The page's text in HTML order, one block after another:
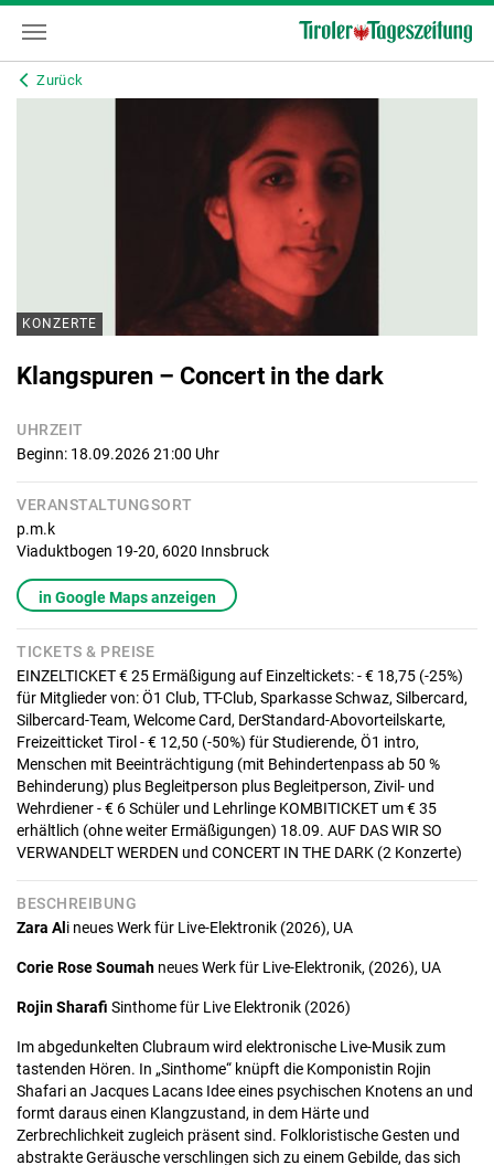
Zurück
KONZERTE
Klangspuren – Concert in the dark
UHRZEIT
Beginn: 18.09.2026 21:00 Uhr
VERANSTALTUNGSORT
p.m.k
Viaduktbogen 19-20, 6020 Innsbruck
in Google Maps anzeigen
TICKETS & PREISE
EINZELTICKET € 25 Ermäßigung auf Einzeltickets: - € 18,75 (-25%)
für Mitglieder von: Ö1 Club, TT-Club, Sparkasse Schwaz, Silbercard,
Silbercard-Team, Welcome Card, DerStandard-Abovorteilskarte,
Freizeitticket Tirol - € 12,50 (-50%) für Studierende, Ö1 intro,
Menschen mit Beeinträchtigung (mit Behindertenpass ab 50 %
Behinderung) plus Begleitperson plus Begleitperson, Zivil- und
Wehrdiener - € 6 Schüler und Lehrlinge KOMBITICKET um € 35
erhältlich (ohne weiter Ermäßigungen) 18.09. AUF DAS WIR SO
VERWANDELT WERDEN und CONCERT IN THE DARK (2 Konzerte)
BESCHREIBUNG
Zara Al i neues Werk für Live-Elektronik (2026), UA
Corie Rose Soumah neues Werk für Live-Elektronik, (2026), UA
Rojin Sharafi Sinthome für Live Elektronik (2026)
Im abgedunkelten Clubraum wird elektronische Live-Musik zum
tastenden Hören. In „Sinthome“ knüpft die Komponistin Rojin
Shafari an Jacques Lacans Idee eines psychischen Knotens an und
formt daraus einen Klangzustand, in dem Härte und
Zerbrechlichkeit zugleich präsent sind. Folkloristische Gesten und
abstrakte Geräusche verschlingen sich zu einem Gebilde, das sich